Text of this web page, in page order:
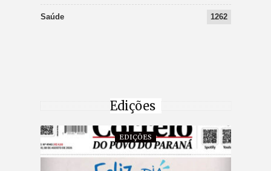
Saúde 1262
Edições
EDIÇÕES